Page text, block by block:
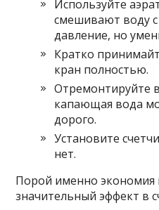
Используйте
смешивают воду с
давление, но
Кратко
кран полностью.
Отремонтируйте
капающая вода
дорого.
Установите
нет.
Порой именно экономия
значительный эффект в